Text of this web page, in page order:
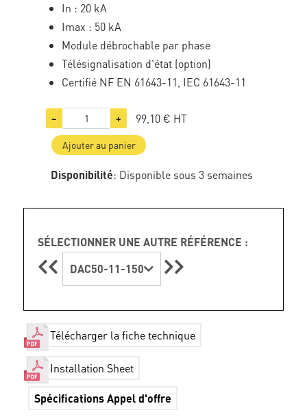
In : 20 kA
Imax : 50 kA
Module débrochable par phase
Télésignalisation d'état (option)
Certifié NF EN 61643-11, IEC 61643-11
− + 99,10 € HT
Ajouter au panier
Disponibilité: Disponible sous 3 semaines
SÉLECTIONNER UNE AUTRE RÉFÉRENCE :
DAC50-11-150
Télécharger la fiche technique
Installation Sheet
Spécifications Appel d'offre